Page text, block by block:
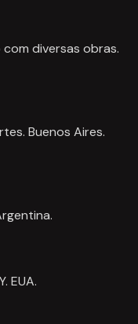
com diversas obras.
Buenos Aires.
EUA.